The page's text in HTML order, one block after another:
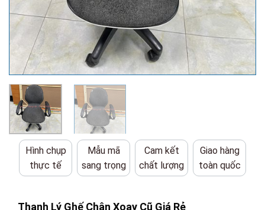
Hình chụp
thực tế
Mẫu mã
sang trọng
Cam kết
chất lượng
Giao hàng
toàn quốc
Thanh Lý Ghế Chân Xoay Cũ Giá Rẻ